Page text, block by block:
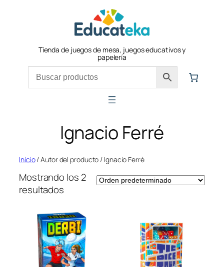
Tienda de juegos de mesa, juegos educativos y
papelería
Ignacio Ferré
Inicio/ Autor del producto / Ignacio Ferré
Mostrando los 2
resultados